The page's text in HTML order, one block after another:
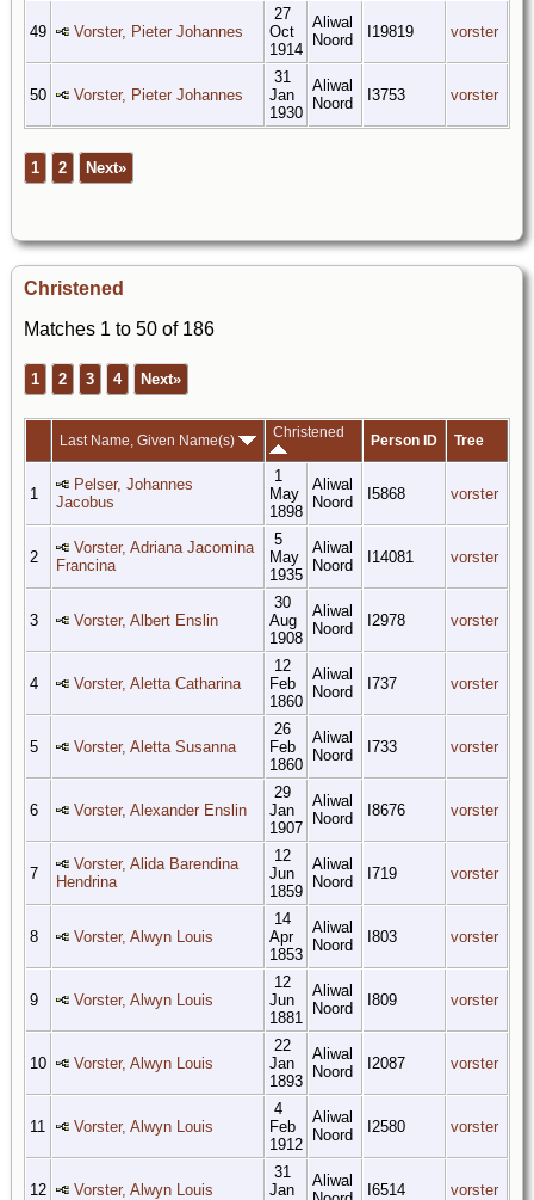
49 Vorster, Pieter Johannes
27
Oct
1914
Aliwal
Noord
I19819 vorster
50 Vorster, Pieter Johannes
31
Jan
1930
Aliwal
Noord
I3753 vorster
1 2 Next»
Christened
Matches 1 to 50 of 186
1 2 3 4 Next»
Last Name, Given Name(s) Christened Person ID Tree
1
Pelser, Johannes
Jacobus
1
May
1898
Aliwal
Noord
I5868 vorster
2
Vorster, Adriana Jacomina
Francina
5
May
1935
Aliwal
Noord
I14081 vorster
3 Vorster, Albert Enslin
30
Aug
1908
Aliwal
Noord
I2978 vorster
4 Vorster, Aletta Catharina
12
Feb
1860
Aliwal
Noord
I737 vorster
5 Vorster, Aletta Susanna
26
Feb
1860
Aliwal
Noord
I733 vorster
6 Vorster, Alexander Enslin
29
Jan
1907
Aliwal
Noord
I8676 vorster
7
Vorster, Alida Barendina
Hendrina
12
Jun
1859
Aliwal
Noord
I719 vorster
8 Vorster, Alwyn Louis
14
Apr
1853
Aliwal
Noord
I803 vorster
9 Vorster, Alwyn Louis
12
Jun
1881
Aliwal
Noord
I809 vorster
10 Vorster, Alwyn Louis
22
Jan
1893
Aliwal
Noord
I2087 vorster
11 Vorster, Alwyn Louis
4
Feb
1912
Aliwal
Noord
I2580 vorster
12 Vorster, Alwyn Louis
31
Jan
Aliwal
I6514 vorster